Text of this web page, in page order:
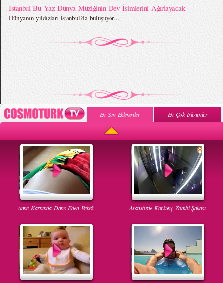
İstanbul Bu Yaz Dünya Müziğinin Dev İsimlerini Ağırlayacak
Dünyanın yıldızları İstanbul’da buluşuyor…
En Son Eklenenler En Çok İzlenenler
Anne Karnında Dans Eden Bebek Asansörde Korkunç Zombi Şakası